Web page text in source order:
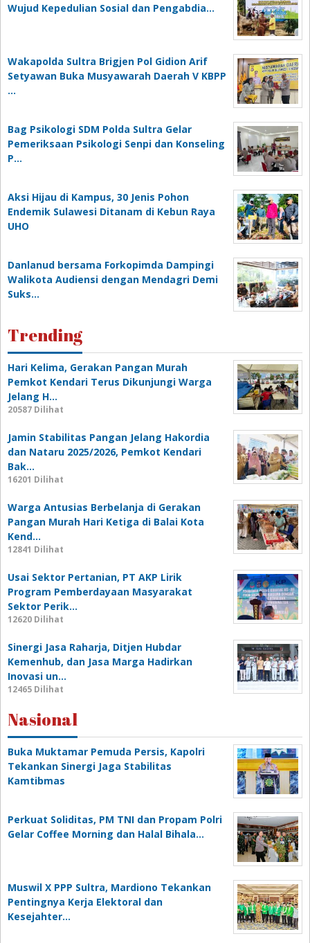
Wujud Kepedulian Sosial dan Pengabdia…
Wakapolda Sultra Brigjen Pol Gidion Arif
Setyawan Buka Musyawarah Daerah V KBPP
…
Bag Psikologi SDM Polda Sultra Gelar
Pemeriksaan Psikologi Senpi dan Konseling
P…
‎Aksi Hijau di Kampus, 30 Jenis Pohon
Endemik Sulawesi Ditanam di Kebun Raya
UHO
Danlanud bersama Forkopimda Dampingi
Walikota Audiensi dengan Mendagri Demi
Suks…
Trending
Hari Kelima, Gerakan Pangan Murah
Pemkot Kendari Terus Dikunjungi Warga
Jelang H…
20587 Dilihat
Jamin Stabilitas Pangan Jelang Hakordia
dan Nataru 2025/2026, Pemkot Kendari
Bak…
16201 Dilihat
Warga Antusias Berbelanja di Gerakan
Pangan Murah Hari Ketiga di Balai Kota
Kend…
12841 Dilihat
Usai Sektor Pertanian, PT AKP Lirik
Program Pemberdayaan Masyarakat
Sektor Perik…
12620 Dilihat
Sinergi Jasa Raharja, Ditjen Hubdar
Kemenhub, dan Jasa Marga Hadirkan
Inovasi un…
12465 Dilihat
Nasional
Buka Muktamar Pemuda Persis, Kapolri
Tekankan Sinergi Jaga Stabilitas
Kamtibmas
Perkuat Soliditas, PM TNI dan Propam Polri
Gelar Coffee Morning dan Halal Bihala…
Muswil X PPP Sultra, Mardiono Tekankan
Pentingnya Kerja Elektoral dan
Kesejahter…